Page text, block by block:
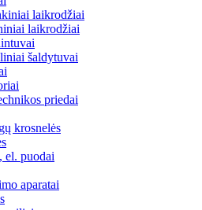
laikrodžiai
laikrodžiai
šaldytuvai
priedai
krosnelės
el. puodai
aparatai